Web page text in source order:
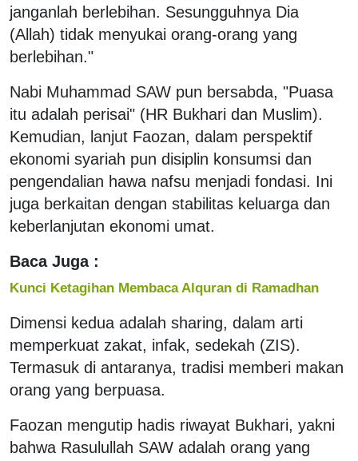
janganlah berlebihan. Sesungguhnya Dia
(Allah) tidak menyukai orang-orang yang
berlebihan."
Nabi Muhammad SAW pun bersabda, "Puasa
itu adalah perisai" (HR Bukhari dan Muslim).
Kemudian, lanjut Faozan, dalam perspektif
ekonomi syariah pun disiplin konsumsi dan
pengendalian hawa nafsu menjadi fondasi. Ini
juga berkaitan dengan stabilitas keluarga dan
keberlanjutan ekonomi umat.
Baca Juga :
Kunci Ketagihan Membaca Alquran di Ramadhan
Dimensi kedua adalah sharing, dalam arti
memperkuat zakat, infak, sedekah (ZIS).
Termasuk di antaranya, tradisi memberi makan
orang yang berpuasa.
Faozan mengutip hadis riwayat Bukhari, yakni
bahwa Rasulullah SAW adalah orang yang